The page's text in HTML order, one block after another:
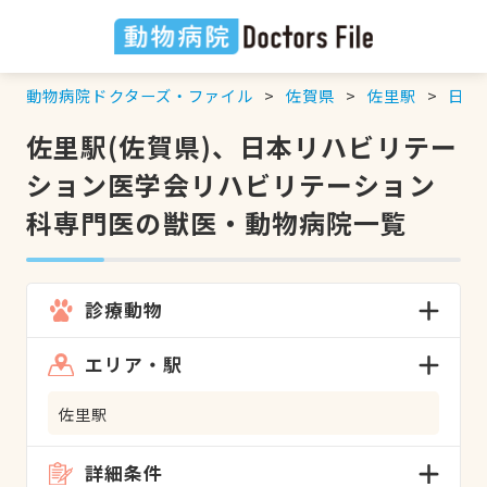
動物病院ドクターズ・ファイル 佐賀県 佐里駅 日
佐里駅(佐賀県)、日本リハビリテー
ション医学会リハビリテーション
科専門医の獣医・動物病院一覧
診療動物
エリア・駅
佐里駅
詳細条件